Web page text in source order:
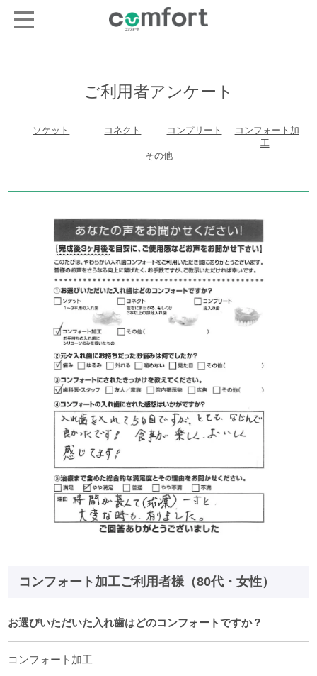
ご利用者アンケート
ソケット コネクト コンプリート
コンフォート加
工
その他
コンフォート加工ご利用者様（80代・女性）
お選びいただいた入れ歯はどのコンフォートですか？
コンフォート加工